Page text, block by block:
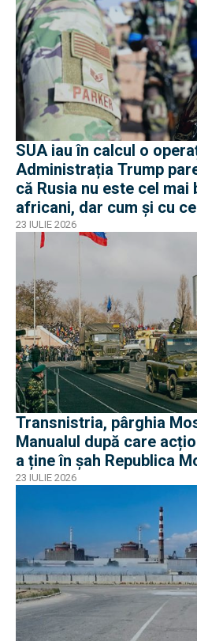
SUA iau în calcul o
Administrația Trump
că Rusia nu este cel mai
africani, dar cum și cu
operaționale?
23 IULIE 2026
Transnistria, pârghia
Manualul după care
a ține în șah Republica
23 IULIE 2026